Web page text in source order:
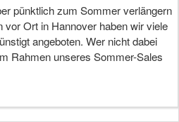
pünktlich zum Sommer verlängern
Ort in Hannover haben wir viele
angeboten. Wer nicht dabei
Rahmen unseres Sommer-Sales